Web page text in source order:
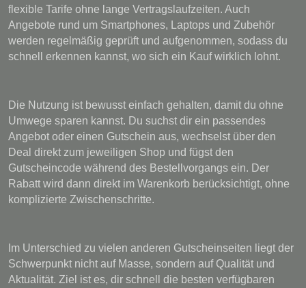
flexible Tarife ohne lange Vertragslaufzeiten. Auch
Angebote rund um Smartphones, Laptops und Zubehör
werden regelmäßig geprüft und aufgenommen, sodass du
schnell erkennen kannst, wo sich ein Kauf wirklich lohnt.
Die Nutzung ist bewusst einfach gehalten, damit du ohne
Umwege sparen kannst. Du suchst dir ein passendes
Angebot oder einen Gutschein aus, wechselst über den
Deal direkt zum jeweiligen Shop und fügst den
Gutscheincode während des Bestellvorgangs ein. Der
Rabatt wird dann direkt im Warenkorb berücksichtigt, ohne
komplizierte Zwischenschritte.
Im Unterschied zu vielen anderen Gutscheinseiten liegt der
Schwerpunkt nicht auf Masse, sondern auf Qualität und
Aktualität. Ziel ist es, dir schnell die besten verfügbaren